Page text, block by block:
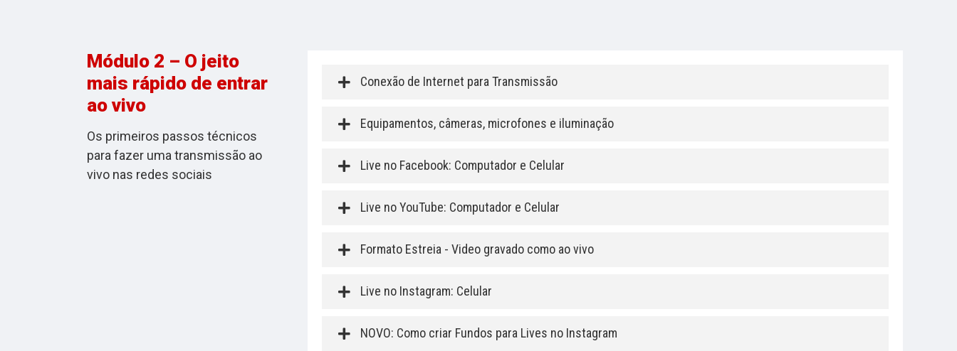
Módulo 2 – O jeito
mais rápido de entrar
ao vivo
Os primeiros passos técnicos
para fazer uma transmissão ao
vivo nas redes sociais
Conexão de Internet para Transmissão
Equipamentos, câmeras, microfones e iluminação
Live no Facebook: Computador e Celular
Live no YouTube: Computador e Celular
Formato Estreia - Video gravado como ao vivo
Live no Instagram: Celular
NOVO: Como criar Fundos para Lives no Instagram